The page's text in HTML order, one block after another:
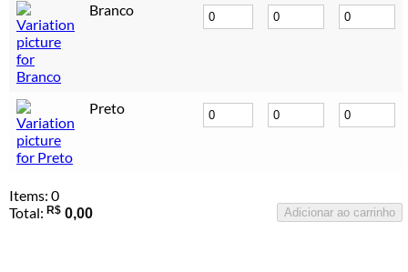
Branco
Preto
Items: 0
Total: R$ 0,00 Adicionar ao carrinho